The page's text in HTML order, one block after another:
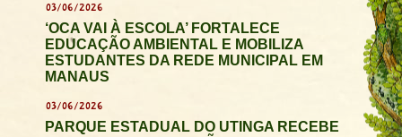
03/06/2026
‘OCA VAI À ESCOLA’ FORTALECE
EDUCAÇÃO AMBIENTAL E MOBILIZA
ESTUDANTES DA REDE MUNICIPAL EM
MANAUS
03/06/2026
PARQUE ESTADUAL DO UTINGA RECEBE